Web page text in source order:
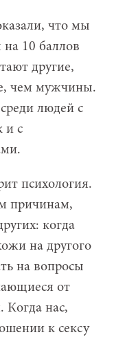
что мы
10 баллов
другие,
чем мужчины.
людей с
и с
психология.
причинам,
когда
на другого
на вопросы
от
Когда нас,
к сексу